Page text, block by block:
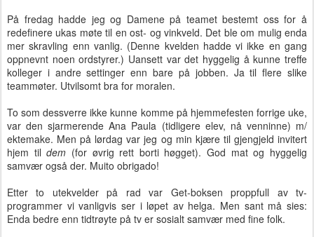
På fredag hadde jeg og Damene på teamet bestemt oss for å
redefinere ukas møte til en ost- og vinkveld. Det ble om mulig enda
mer skravling enn vanlig. (Denne kvelden hadde vi ikke en gang
oppnevnt noen ordstyrer.) Uansett var det hyggelig å kunne treffe
kolleger i andre settinger enn bare på jobben. Ja til flere slike
teammøter. Utvilsomt bra for moralen.
To som dessverre ikke kunne komme på hjemmefesten forrige uke,
var den sjarmerende Ana Paula (tidligere elev, nå venninne) m/
ektemake. Men på lørdag var jeg og min kjære til gjengjeld invitert
hjem tildem (for øvrig rett borti høgget). God mat og hyggelig
samvær også der. Muito obrigado!
Etter to utekvelder på rad var Get-boksen proppfull av tv-
programmer vi vanligvis ser i løpet av helga. Men sant må sies:
Enda bedre enn tidtrøyte på tv er sosialt samvær med fine folk.